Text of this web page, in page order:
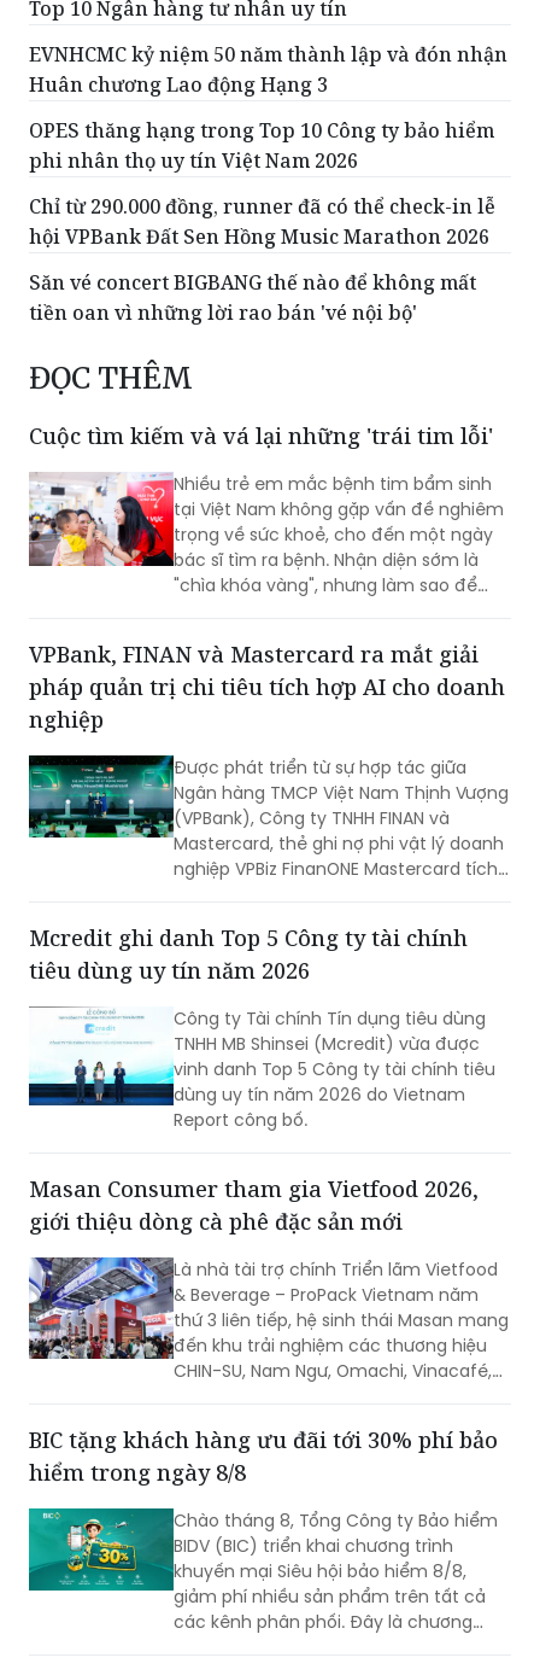
Top 10 Ngân hàng tư nhân uy tín
EVNHCMC kỷ niệm 50 năm thành lập và đón nhận
Huân chương Lao động Hạng 3
OPES thăng hạng trong Top 10 Công ty bảo hiểm
phi nhân thọ uy tín Việt Nam 2026
Chỉ từ 290.000 đồng, runner đã có thể check-in lễ
hội VPBank Đất Sen Hồng Music Marathon 2026
Săn vé concert BIGBANG thế nào để không mất
tiền oan vì những lời rao bán 'vé nội bộ'
ĐỌC THÊM
Cuộc tìm kiếm và vá lại những 'trái tim lỗi'
Nhiều trẻ em mắc bệnh tim bẩm sinh
tại Việt Nam không gặp vấn đề nghiêm
trọng về sức khoẻ, cho đến một ngày
bác sĩ tìm ra bệnh. Nhận diện sớm là
"chìa khóa vàng", nhưng làm sao để
nơi điều kiện y tế còn thiếu thốn?
VPBank, FINAN và Mastercard ra mắt giải
pháp quản trị chi tiêu tích hợp AI cho doanh
nghiệp
Được phát triển từ sự hợp tác giữa
Ngân hàng TMCP Việt Nam Thịnh Vượng
(VPBank), Công ty TNHH FINAN và
Mastercard, thẻ ghi nợ phi vật lý doanh
nghiệp VPBiz FinanONE Mastercard tích
doanh nghiệp rút ngắn quy trình phê
duyệt chi tiêu, trao quyền chủ động
chặt chẽ ngân sách và dòng tiền theo
thời gian thực.
Mcredit ghi danh Top 5 Công ty tài chính
tiêu dùng uy tín năm 2026
Công ty Tài chính Tín dụng tiêu dùng
TNHH MB Shinsei (Mcredit) vừa được
vinh danh Top 5 Công ty tài chính tiêu
dùng uy tín năm 2026 do Vietnam
Report công bố.
Masan Consumer tham gia Vietfood 2026,
giới thiệu dòng cà phê đặc sản mới
Là nhà tài trợ chính Triển lãm Vietfood
& Beverage – ProPack Vietnam năm
thứ 3 liên tiếp, hệ sinh thái Masan mang
đến khu trải nghiệm các thương hiệu
CHIN-SU, Nam Ngư, Omachi, Vinacafé,
hiện tại triển lãm. Sự kiện diễn ra từ
ngày 6-8/8/2026, tại Trung tâm Hội
BIC tặng khách hàng ưu đãi tới 30% phí bảo
hiểm trong ngày 8/8
Chào tháng 8, Tổng Công ty Bảo hiểm
BIDV (BIC) triển khai chương trình
khuyến mại Siêu hội bảo hiểm 8/8,
giảm phí nhiều sản phẩm trên tất cả
các kênh phân phối. Đây là chương